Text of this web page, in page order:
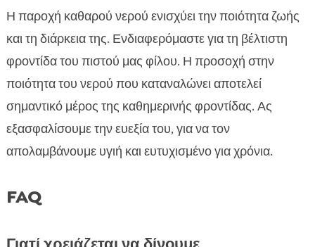
Η παροχή καθαρού νερού ενισχύει την ποιότητα ζωής
και τη διάρκεια της. Ενδιαφερόμαστε για τη βέλτιστη
φροντίδα του πιστού μας φίλου. Η προσοχή στην
ποιότητα του νερού που καταναλώνει αποτελεί
σημαντικό μέρος της καθημερινής φροντίδας. Ας
εξασφαλίσουμε την ευεξία του, για να τον
απολαμβάνουμε υγιή και ευτυχισμένο για χρόνια.
FAQ